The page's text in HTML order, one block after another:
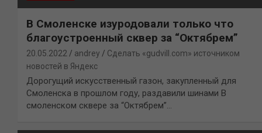
В Смоленске изуродовали только что
благоустроенный сквер за “Октябрем”
20.05.2022 andrey
Сделать «gudvill.com» источником
новостей в Яндекс
Дорогущий искусственный газон, закупленный для
Смоленска в прошлом году, раздавили шинами В
смоленском сквере за “Октябрем”…